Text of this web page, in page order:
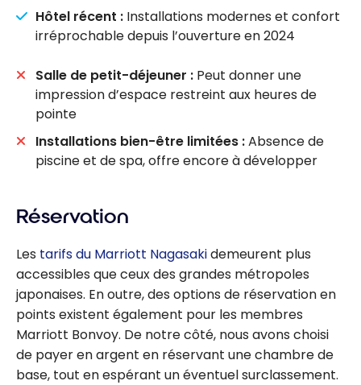
Hôtel récent : Installations modernes et confort
irréprochable depuis l’ouverture en 2024
Salle de petit-déjeuner : Peut donner une
impression d’espace restreint aux heures de
pointe
Installations bien-être limitées :Absence de
piscine et de spa, offre encore à développer
Réservation
Les tarifs du Marriott Nagasakidemeurent plus
accessibles que ceux des grandes métropoles
japonaises. En outre, des options de réservation en
points existent également pour les membres
Marriott Bonvoy. De notre côté, nous avons choisi
de payer en argent en réservant une chambre de
base, tout en espérant un éventuel surclassement.